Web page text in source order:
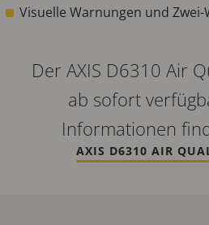
Visuelle Warnungen und
Der AXIS D6310 Air
ab sofort
Informationen
AXIS D6310 AIR